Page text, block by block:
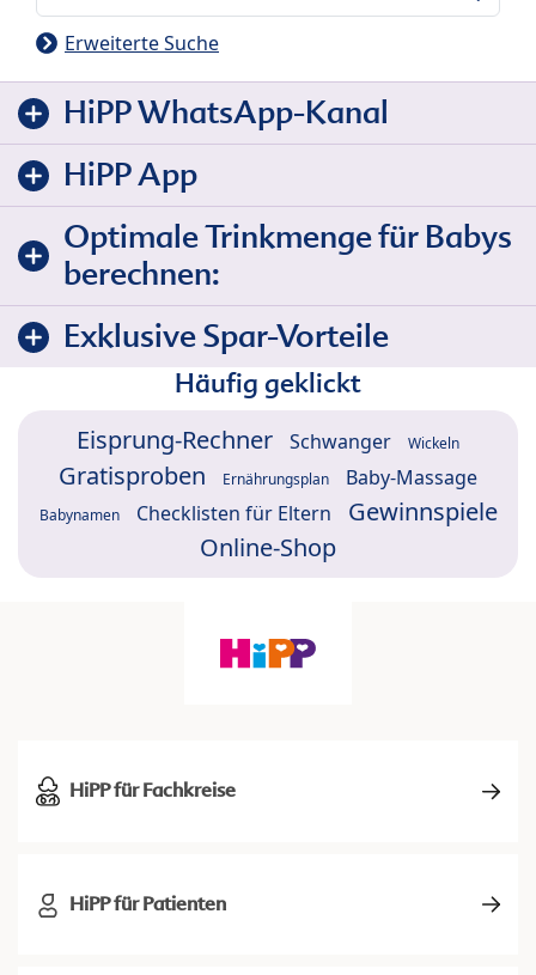
Erweiterte Suche
HiPP WhatsApp-Kanal
HiPP App
Optimale Trinkmenge für Babys
berechnen:
Exklusive Spar-Vorteile
Häufig geklickt
Eisprung-Rechner Schwanger Wickeln
Gratisproben Ernährungsplan Baby-Massage
Babynamen Checklisten für Eltern
Gewinnspiele
Online-Shop
HiPP für Fachkreise
HiPP für Patienten